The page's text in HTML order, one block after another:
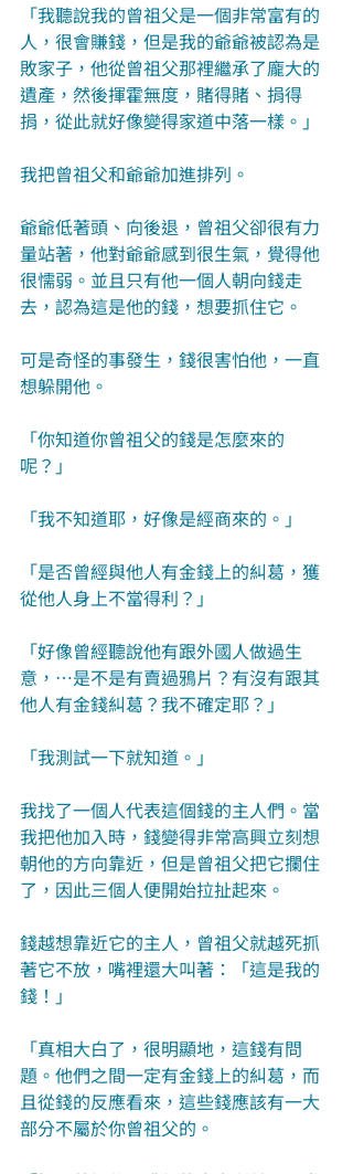
「我聽說我的曾祖父是一個非常富有的
人，很會賺錢，但是我的爺爺被認為是
敗家子，他從曾祖父那裡繼承了龐大的
遺產，然後揮霍無度，賭得賭、捐得
捐，從此就好像變得家道中落一樣。」
我把曾祖父和爺爺加進排列。
爺爺低著頭、向後退，曾祖父卻很有力
量站著，他對爺爺感到很生氣，覺得他
很懦弱。並且只有他一個人朝向錢走
去，認為這是他的錢，想要抓住它。
可是奇怪的事發生，錢很害怕他，一直
想躲開他。
「你知道你曾祖父的錢是怎麼來的
呢？」
「我不知道耶，好像是經商來的。」
「是否曾經與他人有金錢上的糾葛，獲
從他人身上不當得利？」
「好像曾經聽說他有跟外國人做過生
意，…是不是有賣過鴉片？有沒有跟其
他人有金錢糾葛？我不確定耶？」
「我測試一下就知道。」
我找了一個人代表這個錢的主人們。當
我把他加入時，錢變得非常高興立刻想
朝他的方向靠近，但是曾祖父把它攔住
了，因此三個人便開始拉扯起來。
錢越想靠近它的主人，曾祖父就越死抓
著它不放，嘴裡還大叫著：「這是我的
錢！」
「真相大白了，很明顯地，這錢有問
題。他們之間一定有金錢上的糾葛，而
且從錢的反應看來，這些錢應該有一大
部分不屬於你曾祖父的。